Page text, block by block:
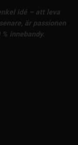
idé – att leva
är passionen
innebandy.